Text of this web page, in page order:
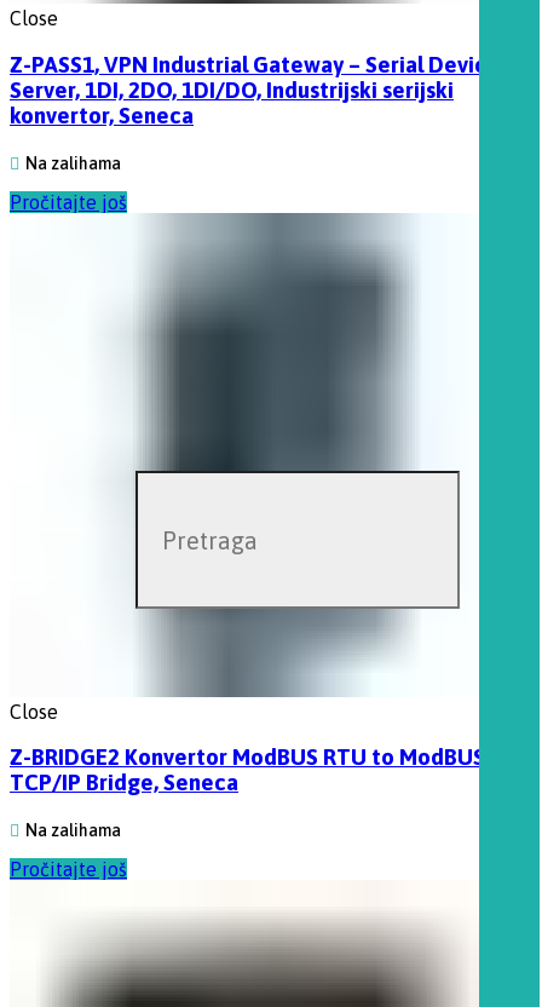
Close
Z-PASS1, VPN Industrial Gateway – Serial Device
Server, 1DI, 2DO, 1DI/DO, Industrijski serijski
konvertor, Seneca
Na zalihama
Pročitajte još
Close
Z-BRIDGE2 Konvertor ModBUS RTU to ModBUS
TCP/IP Bridge, Seneca
Na zalihama
Pročitajte još